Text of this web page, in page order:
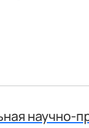
научно-